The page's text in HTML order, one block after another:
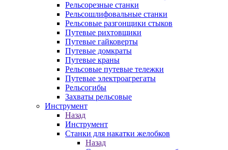
Рельсорезные станки
Рельсошлифовальные станки
Рельсовые разгонщики стыков
Путевые рихтовщики
Путевые гайковерты
Путевые домкраты
Путевые краны
Рельсовые путевые тележки
Путевые электроагрегаты
Рельсогибы
Захваты рельсовые
Инструмент
Назад
Инструмент
Станки для накатки желобков
Назад